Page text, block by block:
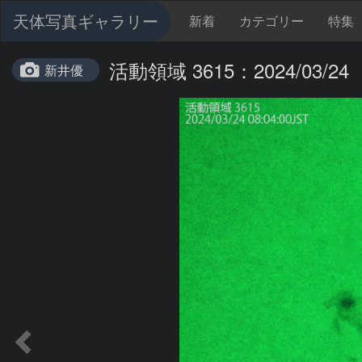
天体写真ギャラリー 新着 カテゴリー 特集
新井優 活動領域 3615：2024/03/24